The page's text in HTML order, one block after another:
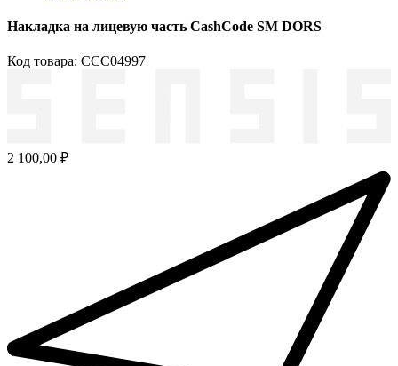
Накладка на лицевую часть CashCode SM DORS
Код товара: ССС04997
2 100,00 ₽